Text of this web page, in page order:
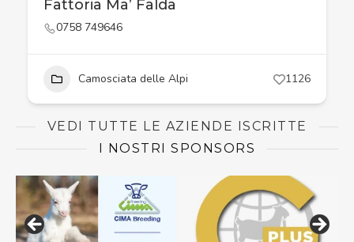
Fattoria Ma’ Falda
0758 749646
Camosciata delle Alpi 1126
VEDI TUTTE LE AZIENDE ISCRITTE
I NOSTRI SPONSORS